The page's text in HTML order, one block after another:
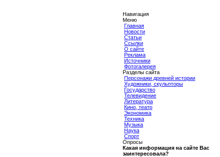
Навигация
Меню
Главная
Новости
Статьи
Ссылки
О сайте
Реклама
Источники
Фотогалерея
Разделы сайта
Персонажи древней истории
Художники, скульпторы
Государство
Телевидение
Литература
Кино, театр
Экономика
Техника
Музыка
Наука
Спорт
Опросы
Какая информация на сайте Вас
заинтересовала?